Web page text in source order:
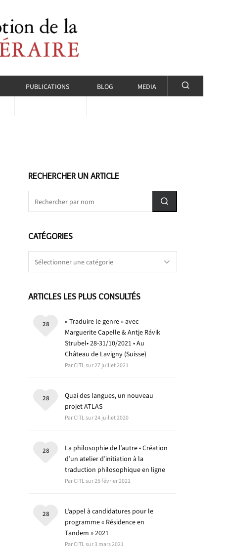
PUBLICATIONS BLOG MEDIA
RECHERCHER UN ARTICLE
CATÉGORIES
ARTICLES LES PLUS CONSULTÉS
« Traduire le genre » avec
Marguerite Capelle & Antje Rávik
Strubel• 28-31/10/2021 • Au
Château de Lavigny (Suisse)
Par CITL sur 27 juillet 2021
28
Quai des langues, un nouveau
projet ATLAS
Par CITL sur 24 juillet 2020
28
La philosophie de l’autre • Création
d’un atelier d’initiation à la
traduction philosophique en ligne
Par CITL sur 25 février 2021
28
L’appel à candidatures pour le
programme « Résidence en
Tandem » 2021
Par CITL sur 3 mars 2021
28